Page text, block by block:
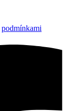
podmínkami